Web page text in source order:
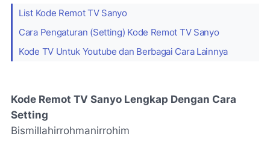
List Kode Remot TV Sanyo
Cara Pengaturan (Setting) Kode Remot TV Sanyo
Kode TV Untuk Youtube dan Berbagai Cara Lainnya
Kode Remot TV Sanyo Lengkap Dengan Cara
Setting
Bismillahirrohmanirrohim